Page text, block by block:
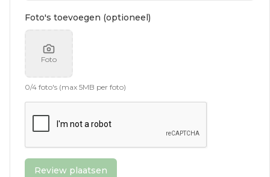
Foto's toevoegen (optioneel)
Foto
0/4 foto's (max 5MB per foto)
Review plaatsen